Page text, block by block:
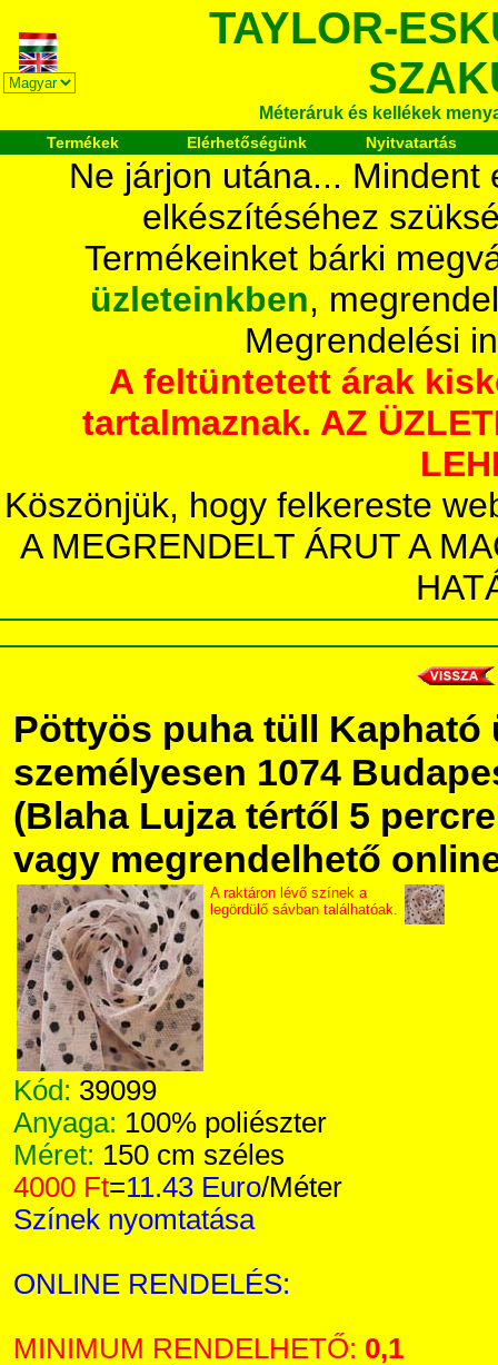
TAYLOR-
Méteráruk és kellékek
Termékek Elérhetőségünk Nyitvatartás
Ne járjon utána...
elkészítéséhez
Termékeinket bárki
üzleteinkben,
Megrendelési
A feltüntetett árak
tartalmaznak. AZ
Köszönjük, hogy felkereste
A MEGRENDELT ÁRUT A
Pöttyös puha tüll Kapható
személyesen 1074
(Blaha Lujza tértől 5
vagy megrendelhető
A raktáron lévő színek a
legördülő sávban találhatóak.
Kód: 39099
Anyaga: 100% poliészter
Méret: 150 cm széles
4000 Ft=11.43 Euro/Méter
Színek nyomtatása
ONLINE RENDELÉS:
MINIMUM RENDELHETŐ: 0,1